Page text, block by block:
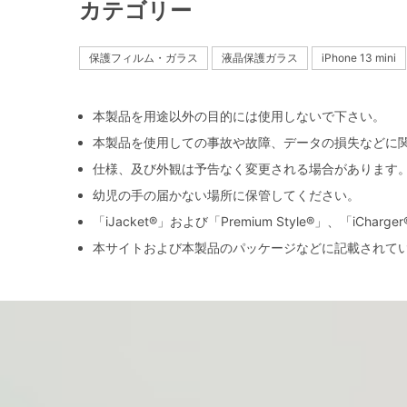
カテゴリー
保護フィルム・ガラス 液晶保護ガラス iPhone 13 mini
本製品を用途以外の目的には使用しないで下さい。
本製品を使用しての事故や故障、データの損失など
仕様、及び外観は予告なく変更される場合があります
幼児の手の届かない場所に保管してください。
「iJacket®」および「Premium Style®」、「
本サイトおよび本製品のパッケージなどに記載され